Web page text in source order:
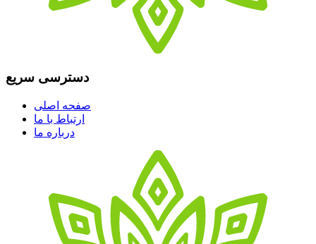
دسترسی سریع
صفحه اصلی
ارتباط با ما
درباره ما